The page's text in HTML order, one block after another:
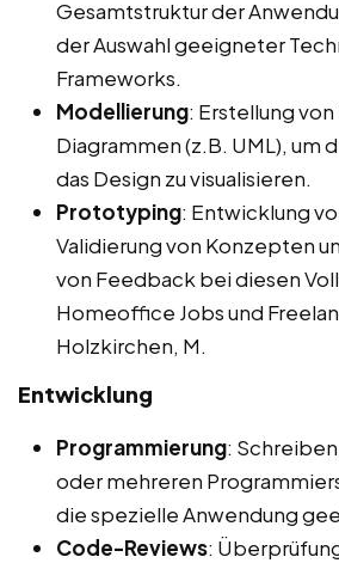
Gesamtstruktur der
der Auswahl geeigneter
Frameworks.
Modellierung: Erstellung
Diagrammen (z.B. UML), um
das Design zu visualisieren.
Prototyping: Entwicklung
Validierung von Konzepten
von Feedback bei diesen
Homeoffice Jobs und
Holzkirchen, M.
Entwicklung
Programmierung:
oder mehreren
die spezielle Anwendung
Code-Reviews: